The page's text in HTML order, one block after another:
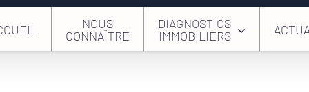
NOUS
CONNAÎTRE
DIAGNOSTICS
IMMOBILIERS